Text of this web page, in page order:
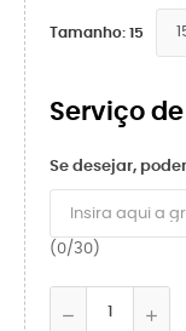
Tamanho: 15
Serviço
Se desejar,
(0/30)